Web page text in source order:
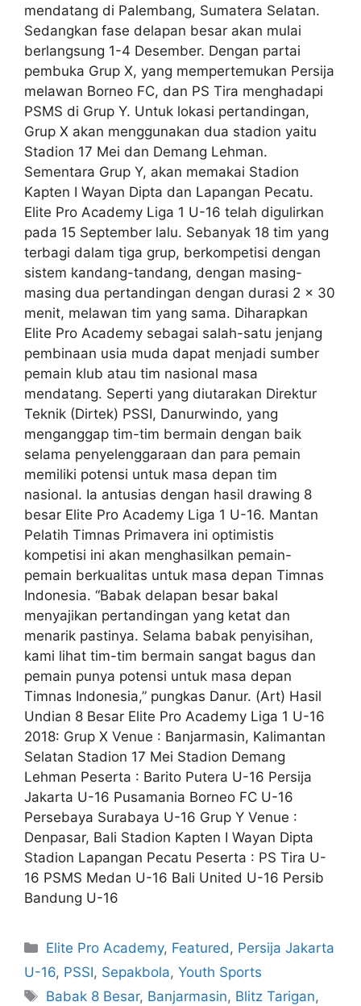
mendatang di Palembang, Sumatera Selatan.
Sedangkan fase delapan besar akan mulai
berlangsung 1-4 Desember. Dengan partai
pembuka Grup X, yang mempertemukan Persija
melawan Borneo FC, dan PS Tira menghadapi
PSMS di Grup Y. Untuk lokasi pertandingan,
Grup X akan menggunakan dua stadion yaitu
Stadion 17 Mei dan Demang Lehman.
Sementara Grup Y, akan memakai Stadion
Kapten I Wayan Dipta dan Lapangan Pecatu.
Elite Pro Academy Liga 1 U-16 telah digulirkan
pada 15 September lalu. Sebanyak 18 tim yang
terbagi dalam tiga grup, berkompetisi dengan
sistem kandang-tandang, dengan masing-
masing dua pertandingan dengan durasi 2 x 30
menit, melawan tim yang sama. Diharapkan
Elite Pro Academy sebagai salah-satu jenjang
pembinaan usia muda dapat menjadi sumber
pemain klub atau tim nasional masa
mendatang. Seperti yang diutarakan Direktur
Teknik (Dirtek) PSSI, Danurwindo, yang
menganggap tim-tim bermain dengan baik
selama penyelenggaraan dan para pemain
memiliki potensi untuk masa depan tim
nasional. Ia antusias dengan hasil drawing 8
besar Elite Pro Academy Liga 1 U-16. Mantan
Pelatih Timnas Primavera ini optimistis
kompetisi ini akan menghasilkan pemain-
pemain berkualitas untuk masa depan Timnas
Indonesia. “Babak delapan besar bakal
menyajikan pertandingan yang ketat dan
menarik pastinya. Selama babak penyisihan,
kami lihat tim-tim bermain sangat bagus dan
pemain punya potensi untuk masa depan
Timnas Indonesia,” pungkas Danur. (Art) Hasil
Undian 8 Besar Elite Pro Academy Liga 1 U-16
2018: Grup X Venue : Banjarmasin, Kalimantan
Selatan Stadion 17 Mei Stadion Demang
Lehman Peserta : Barito Putera U-16 Persija
Jakarta U-16 Pusamania Borneo FC U-16
Persebaya Surabaya U-16 Grup Y Venue :
Denpasar, Bali Stadion Kapten I Wayan Dipta
Stadion Lapangan Pecatu Peserta : PS Tira U-
16 PSMS Medan U-16 Bali United U-16 Persib
Bandung U-16
Elite Pro Academy, Featured, Persija Jakarta
U-16, PSSI, Sepakbola, Youth Sports
Babak 8 Besar, Banjarmasin, Blitz Tarigan,